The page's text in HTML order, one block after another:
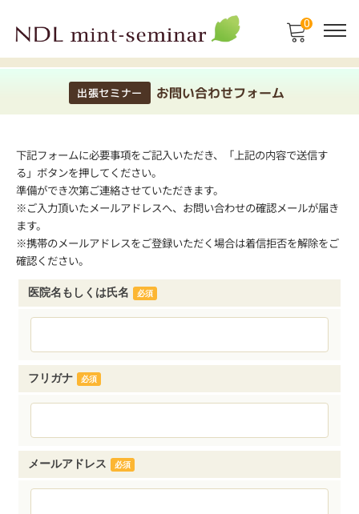
0
出張セミナー お問い合わせフォーム
下記フォームに必要事項をご記入いただき、「上記の内容で送信す
る」ボタンを押してください。
準備ができ次第ご連絡させていただきます。
※ご入力頂いたメールアドレスへ、お問い合わせの確認メールが届き
ます。
※携帯のメールアドレスをご登録いただく場合は着信拒否を解除をご
確認ください。
医院名もしくは氏名 必須
フリガナ 必須
メールアドレス 必須